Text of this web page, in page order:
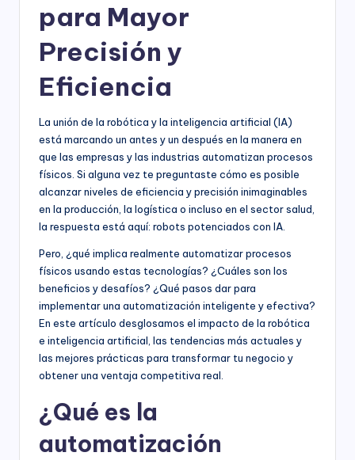
para Mayor
Precisión y
Eficiencia
La unión de la robótica y la inteligencia artificial (IA)
está marcando un antes y un después en la manera en
que las empresas y las industrias automatizan procesos
físicos. Si alguna vez te preguntaste cómo es posible
alcanzar niveles de eficiencia y precisión inimaginables
en la producción, la logística o incluso en el sector salud,
la respuesta está aquí: robots potenciados con IA.
Pero, ¿qué implica realmente automatizar procesos
físicos usando estas tecnologías? ¿Cuáles son los
beneficios y desafíos? ¿Qué pasos dar para
implementar una automatización inteligente y efectiva?
En este artículo desglosamos el impacto de la robótica
e inteligencia artificial, las tendencias más actuales y
las mejores prácticas para transformar tu negocio y
obtener una ventaja competitiva real.
¿Qué es la
automatización